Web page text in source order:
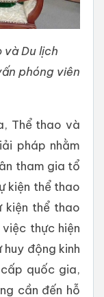
và Du lịch
phóng viên
Thể thao và
pháp nhằm
tham gia tổ
kiện thể thao
kiện thể thao
thực hiện
động kinh
quốc gia,
cần đến hỗ